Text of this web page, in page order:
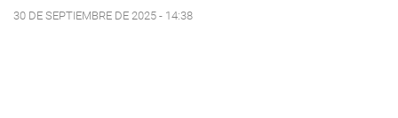
30 DE SEPTIEMBRE DE 2025 - 14:38